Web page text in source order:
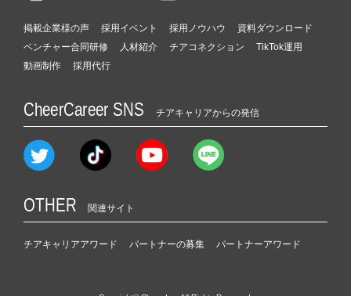
掲載企業様の声 採用イベント 採用ノウハウ
資料ダウンロード
ベンチャー合同研修
人材紹介 チアコネクション
TikTok運用
動画制作
採用代行
CheerCareer SNS チアキャリアからの発信
OTHER 関連サイト
チアキャリアアワード パートナーの募集 パートナーアワード